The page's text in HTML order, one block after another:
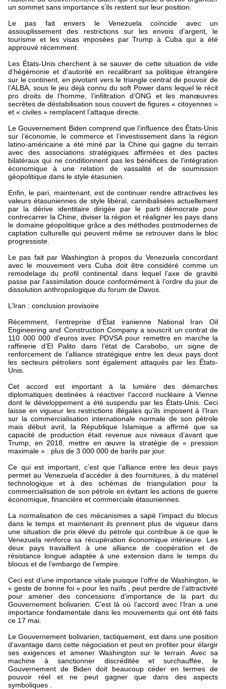
un sommet sans importance s’ils restent sur leur position.
Le pas fait envers le Venezuela coïncide avec un
assouplissement des restrictions sur les envois d’argent, le
tourisme et les visas imposées par Trump à Cuba qui a été
approuvé récemment.
Les États-Unis cherchent à se sauver de cette situation de vide
d’hégémonie et d’autorité en recalibrant sa politique étrangère
sur le continent, en pivotant vers le triangle central de pouvoir de
l’ALBA, sous le jeu déjà connu du soft Power dans lequel le récit
pro droits de l’homme, l’infiltration d’ONG et les manœuvres
secrètes de déstabilisation sous couvert de figures « citoyennes »
et « civiles » remplacent l’attaque directe.
Le Gouvernement Biden comprend que l’influence des États-Unis
sur l’économie, le commerce et l’investissement dans la région
latino-américaine a été miné par la Chine qui gagne du terrain
avec des associations stratégiques affirmées et des pactes
bilatéraux qui ne conditionnent pas les bénéfices de l’intégration
économique à une relation de vassalité et de soumission
géopolitique dans le style étasunien.
Enfin, le pari, maintenant, est de continuer rendre attractives les
valeurs étasuniennes de style libéral, cannibalisées actuellement
par la dérive identitaire dirigée par le parti démocrate pour
contrecarrer la Chine, diviser la région et réaligner les pays dans
le domaine géopolitique grâce a des méthodes postmodernes de
captation culturelle qui peuvent même se retrouver dans le bloc
progressiste.
Le pas fait par Washington à propos du Venezuela concordant
avec le mouvement vers Cuba doit être considéré comme un
remodelage du profil continental dans lequel l’axe de gravité
passe par l’assimilation douce conformément à l’ordre du jour de
dissolution anthropologique du forum de Davos.
L’Iran : conclusion provisoire
Récemment, l’entreprise d’État iranienne National Iran Oil
Engineering and Construction Company a souscrit un contrat de
110 000 000 d’euros avec PDVSA pour remettre en marche la
raffinerie d’El Palito dans l’état de Carabobo, un signe de
renforcement de l’alliance stratégique entre les deux pays dont
les secteurs pétroliers sont également attaqués par les États-
Unis.
Cet accord est important à la lumière des démarches
diplomatiques destinées à réactiver l’accord nucléaire à Vienne
dont le développement a été suspendu par les États-Unis. Ceci
laisse en vigueur les restrictions illégales qu’ils imposent à l’Iran
sur la commercialisation internationale normale de son pétrole
mais début avril, la République Islamique a affirmé que sa
capacité de production était revenue aux niveaux d’avant que
Trump, en 2018, mettre en œuvre la stratégie de « pression
maximale » : plus de 3 000 000 de barils par jour.
Ce qui est important, c’est que l’alliance entre les deux pays
permet au Venezuela d’accéder à des fournitures, à du matériel
technologique et à des schémas de triangulation pour la
commercialisation de son pétrole en évitant les actions de guerre
économique, financière et commerciale étasuniennes.
La normalisation de ces mécanismes a sapé l’impact du blocus
dans le temps et maintenant ils prennent plus de vigueur dans
une situation de prix élevé du pétrole qui contribue à ce que le
Venezuela renforce sa récupération économique intérieure. Les
deux pays travaillent à une alliance de coopération et de
résistance longue adaptée à une extension dans le temps du
blocus et de l’embargo de l’empire.
Ceci est d’une importance vitale puisque l’offre de Washington, le
« geste de bonne foi » pour les naïfs , peut perdre de l’attractivité
pour amener des concessions d’importance de la part du
Gouvernement bolivarien. C’est là où l’accord avec l’Iran a une
importance fondamentale dans les mouvements qui ont été faits
ce 17 mai.
Le Gouvernement bolivarien, tactiquement, est dans une position
d’avantage dans cette négociation et peut en profiter pour élargir
ses exigences et amener Washington sur le terrain. Avec sa
machine à sanctionner discréditée et surchauffée, le
Gouvernement de Biden doit beaucoup céder en termes de
pouvoir réel et ne peut gagner que dans des aspects
symboliques .